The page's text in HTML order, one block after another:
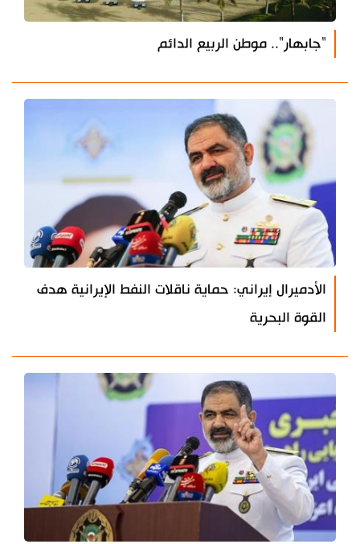
"جابهار".. موطن الربيع الدائم
الأدميرال إيراني: حماية ناقلات النفط الإيرانية هدف
القوة البحرية